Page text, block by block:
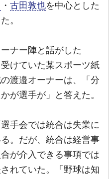
・ 古田敦也を中心とした
。
ナー陣と話がした
けていた某スポーツ紙
渡邉オーナーは、「分
が選手が」と答えた。
手会では統合は失業に
。だが、統合は経営事
が介入できる事項では
れていた。「野球は知